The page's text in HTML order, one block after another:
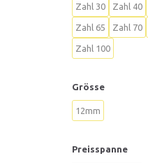
Zahl 30 Zahl 40
Zahl 65 Zahl 70
Zahl 100
Grösse
12mm
Preisspanne